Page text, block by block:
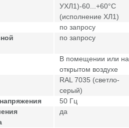
УХЛ1)-60...+60°С
(исполнение ХЛ1)
по запросу
по запросу
В помещении или на
открытом воздухе
RAL 7035 (светло-
серый)
50 Гц
да